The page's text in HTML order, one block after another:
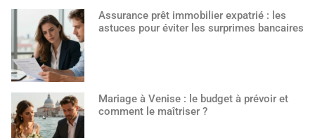
Assurance prêt immobilier expatrié : les
astuces pour éviter les surprimes bancaires
Mariage à Venise : le budget à prévoir et
comment le maîtriser ?